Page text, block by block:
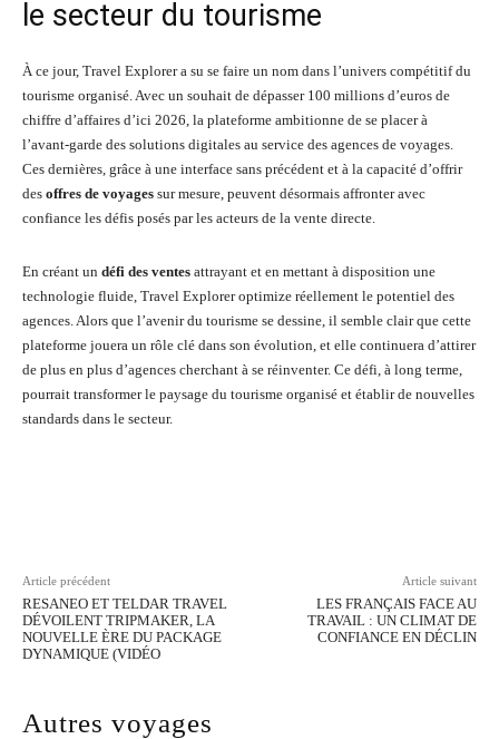
le secteur du tourisme
À ce jour, Travel Explorer a su se faire un nom dans l’univers compétitif du
tourisme organisé. Avec un souhait de dépasser 100 millions d’euros de
chiffre d’affaires d’ici 2026, la plateforme ambitionne de se placer à
l’avant-garde des solutions digitales au service des agences de voyages.
Ces dernières, grâce à une interface sans précédent et à la capacité d’offrir
des offres de voyages sur mesure, peuvent désormais affronter avec
confiance les défis posés par les acteurs de la vente directe.
En créant un défi des ventes attrayant et en mettant à disposition une
technologie fluide, Travel Explorer optimize réellement le potentiel des
agences. Alors que l’avenir du tourisme se dessine, il semble clair que cette
plateforme jouera un rôle clé dans son évolution, et elle continuera d’attirer
de plus en plus d’agences cherchant à se réinventer. Ce défi, à long terme,
pourrait transformer le paysage du tourisme organisé et établir de nouvelles
standards dans le secteur.
Article précédent
RESANEO ET TELDAR TRAVEL
DÉVOILENT TRIPMAKER, LA
NOUVELLE ÈRE DU PACKAGE
DYNAMIQUE (VIDÉO
Article suivant
LES FRANÇAIS FACE AU
TRAVAIL : UN CLIMAT DE
CONFIANCE EN DÉCLIN
Autres voyages